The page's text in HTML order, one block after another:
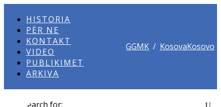
HISTORIA
PËR NE
KONTAKT
VIDEO
PUBLIKIMET
ARKIVA
GGMK / KosovaKosovo
Search for: